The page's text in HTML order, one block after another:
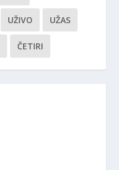
UŽIVO UŽAS
ČETIRI